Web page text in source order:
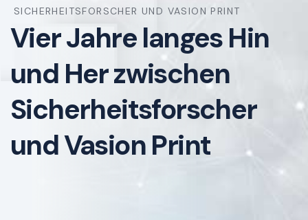
SICHERHEITSFORSCHER UND VASION PRINT
Vier Jahre langes Hin
und Her zwischen
Sicherheitsforscher
und Vasion Print